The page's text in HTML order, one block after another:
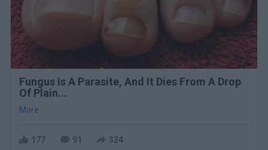
Fungus Is A Parasite, And It Dies From A Drop
Of Plain...
More
177 91 324